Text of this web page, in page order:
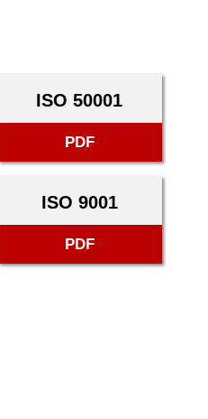
ISO 50001
PDF
ISO 9001
PDF